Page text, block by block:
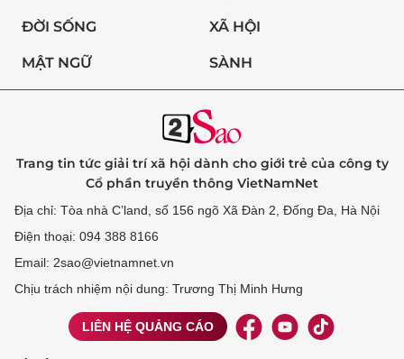
ĐỜI SỐNG XÃ HỘI
MẬT NGỮ SÀNH
Trang tin tức giải trí xã hội dành cho giới trẻ của công ty
Cổ phần truyền thông VietNamNet
Địa chỉ: Tòa nhà C’land, số 156 ngõ Xã Đàn 2, Đống Đa, Hà Nội
Điện thoại: 094 388 8166
Email: 2sao@vietnamnet.vn
Chịu trách nhiệm nội dung: Trương Thị Minh Hưng
LIÊN HỆ QUẢNG CÁO